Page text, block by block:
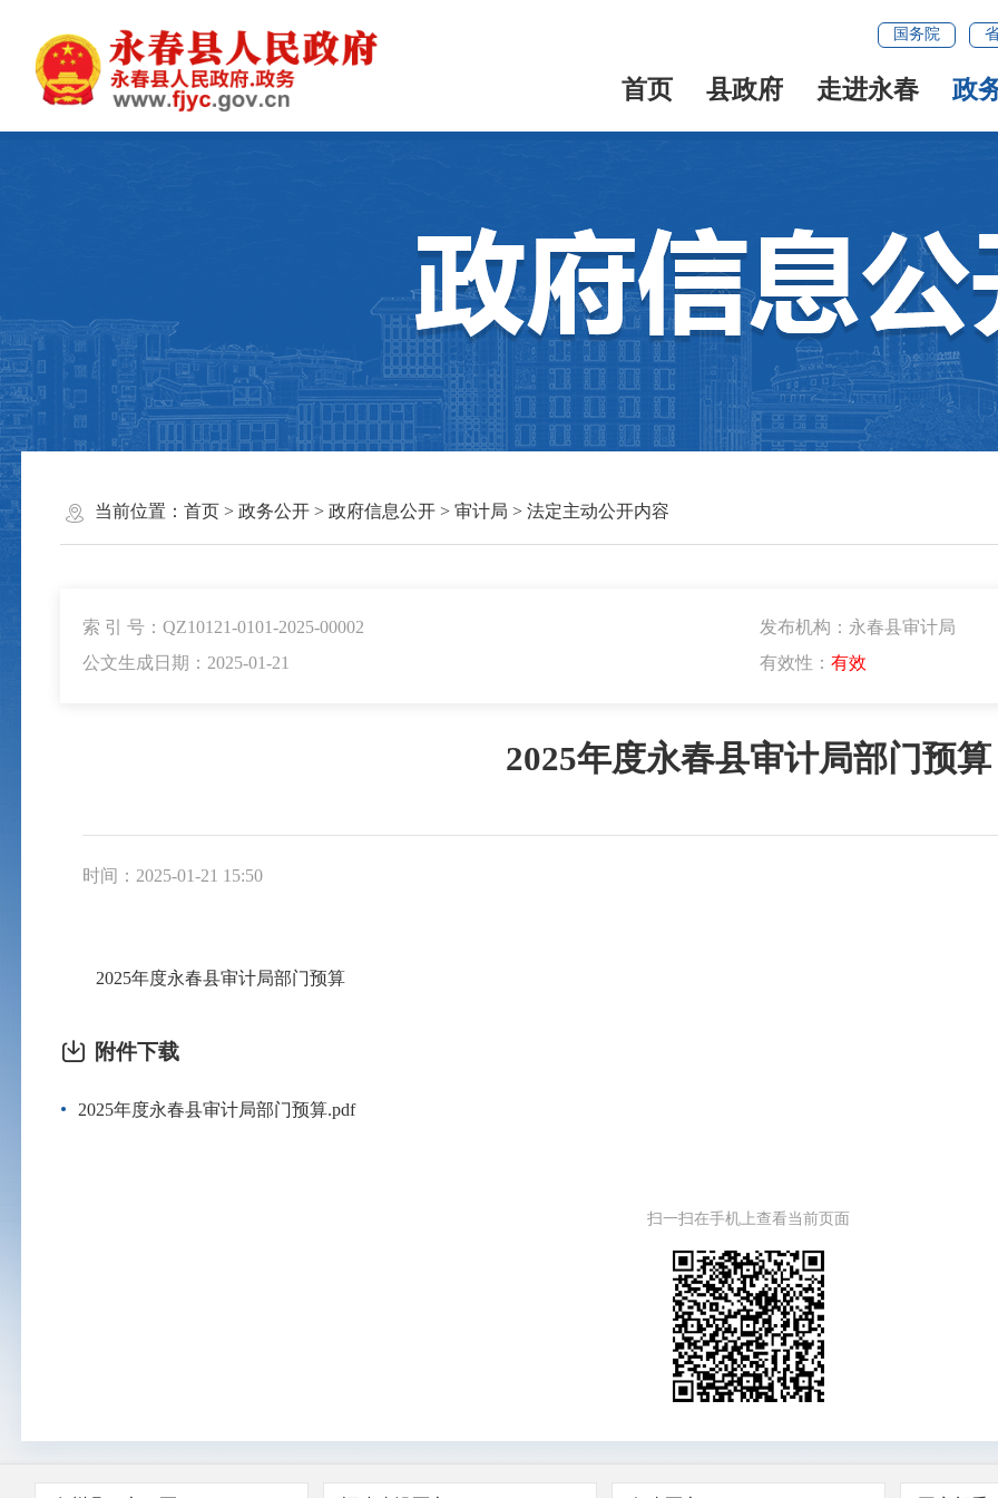
国务院
首页 县政府 走进永春 政
当前位置： 首页> 政务公开> 政府信息公开> 审计局 > 法定主动公开内容
索 引 号：QZ10121-0101-2025-00002
发布机构：永春县审计局
公文生成日期：2025-01-21
有效性： 有效
2025年度永春县审计局部门预算
时间：2025-01-21 15:50
2025年度永春县审计局部门预算
附件下载
2025年度永春县审计局部门预算.pdf
扫一扫在手机上查看当前页面